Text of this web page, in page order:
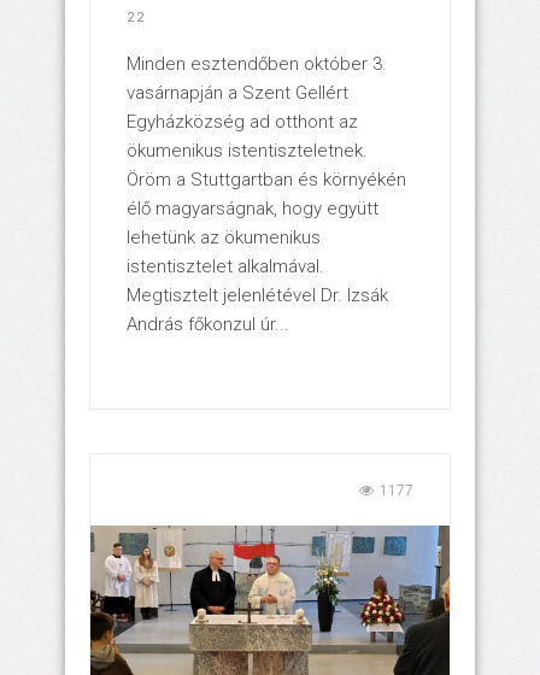
22
Minden esztendőben október 3.
vasárnapján a Szent Gellért
Egyházközség ad otthont az
ökumenikus istentiszteletnek.
Öröm a Stuttgartban és környékén
élő magyarságnak, hogy együtt
lehetünk az ökumenikus
istentisztelet alkalmával.
Megtisztelt jelenlétével Dr. Izsák
András főkonzul úr...
1177